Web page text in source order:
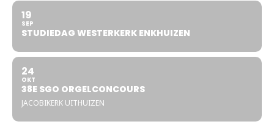
19
SEP
STUDIEDAG WESTERKERK ENKHUIZEN
24
OKT
38E SGO ORGELCONCOURS
JACOBIKERK UITHUIZEN